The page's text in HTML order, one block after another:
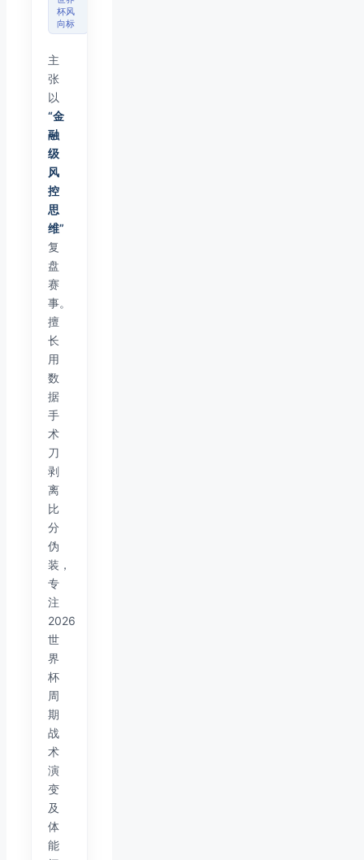
杯风
向标
主
张
以
“金
融
级
风
控
思
维”
复
盘
赛
事。
擅
长
用
数
据
手
术
刀
剥
离
比
分
伪
装，
专
注
2026
世
界
杯
周
期
战
术
演
变
及
体
能